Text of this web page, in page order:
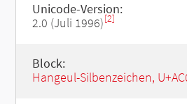
Unicode-Version:
2.0 (Juli 1996)[2]
Block:
Hangeul-Silbenzeichen,